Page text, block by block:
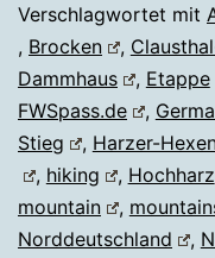
Verschlagwortet mit
, Brocken ,
Dammhaus
, Etappe
FWSpass.de
,
Stieg
, Harzer-
, hiking , Hochharz
mountain
,
Norddeutschland
,